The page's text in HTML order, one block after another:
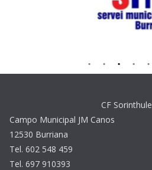
CF
Campo Municipal JM Canos
12530 Burriana
Tel. 602 548 459
Tel. 697 910393